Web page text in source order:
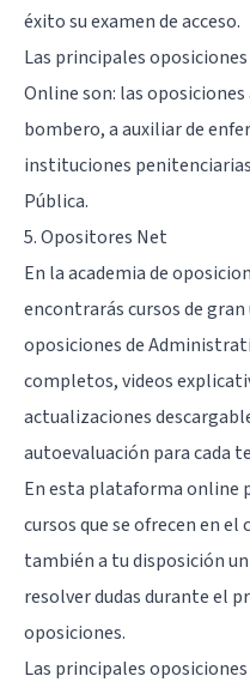
éxito su examen de acceso.
Las principales
Online son: las
bombero, a auxiliar de
instituciones
Pública.
5. Opositores Net
En la academia de
encontrarás cursos de
oposiciones de
completos, videos
actualizaciones
autoevaluación para cada
En esta plataforma online
cursos que se ofrecen en
también a tu disposición
resolver dudas durante el
oposiciones.
Las principales